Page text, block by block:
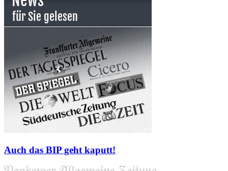
Auch das BIP geht kaputt!